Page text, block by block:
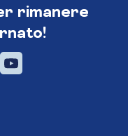
rimanere